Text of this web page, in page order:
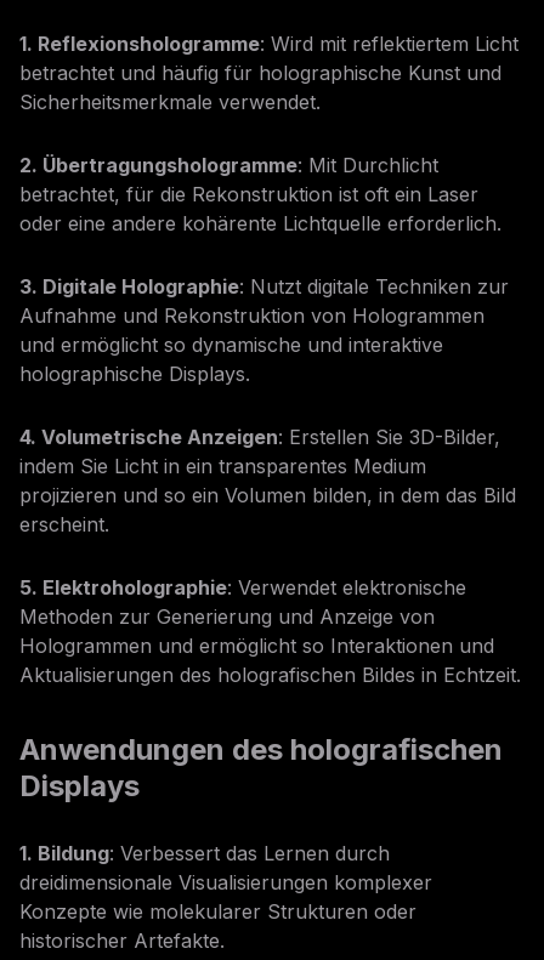
1. Reflexionshologramme: Wird mit reflektiertem Licht
betrachtet und häufig für holographische Kunst und
Sicherheitsmerkmale verwendet.
2. Übertragungshologramme: Mit Durchlicht
betrachtet, für die Rekonstruktion ist oft ein Laser
oder eine andere kohärente Lichtquelle erforderlich.
3. Digitale Holographie: Nutzt digitale Techniken zur
Aufnahme und Rekonstruktion von Hologrammen
und ermöglicht so dynamische und interaktive
holographische Displays.
4. Volumetrische Anzeigen: Erstellen Sie 3D-Bilder,
indem Sie Licht in ein transparentes Medium
projizieren und so ein Volumen bilden, in dem das Bild
erscheint.
5. Elektroholographie: Verwendet elektronische
Methoden zur Generierung und Anzeige von
Hologrammen und ermöglicht so Interaktionen und
Aktualisierungen des holografischen Bildes in Echtzeit.
Anwendungen des holografischen
Displays
1. Bildung: Verbessert das Lernen durch
dreidimensionale Visualisierungen komplexer
Konzepte wie molekularer Strukturen oder
historischer Artefakte.